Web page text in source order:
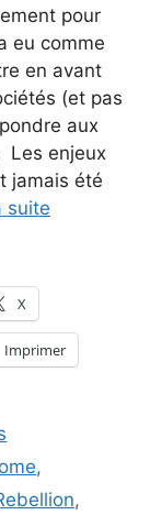
pour
eu comme
en avant
(et pas
aux
Les enjeux
jamais été
suite
X
Imprimer
,
,